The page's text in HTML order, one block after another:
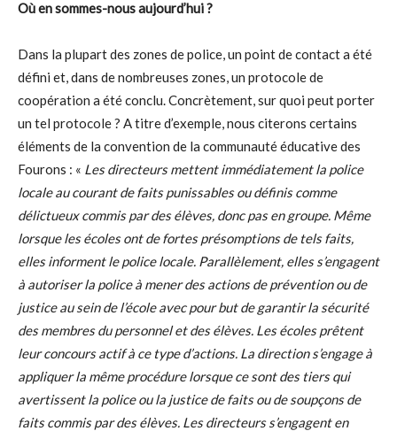
Où en sommes-nous aujourd’hui ?
Dans la plupart des zones de police, un point de contact a été
défini et, dans de nombreuses zones, un protocole de
coopération a été conclu. Concrètement, sur quoi peut porter
un tel protocole ? A titre d’exemple, nous citerons certains
éléments de la convention de la communauté éducative des
Fourons : « Les directeurs mettent immédiatement la police
locale au courant de faits punissables ou définis comme
délictueux commis par des élèves, donc pas en groupe. Même
lorsque les écoles ont de fortes présomptions de tels faits,
elles informent le police locale. Parallèlement, elles s’engagent
à autoriser la police à mener des actions de prévention ou de
justice au sein de l’école avec pour but de garantir la sécurité
des membres du personnel et des élèves. Les écoles prêtent
leur concours actif à ce type d’actions. La direction s’engage à
appliquer la même procédure lorsque ce sont des tiers qui
avertissent la police ou la justice de faits ou de soupçons de
faits commis par des élèves. Les directeurs s’engagent en